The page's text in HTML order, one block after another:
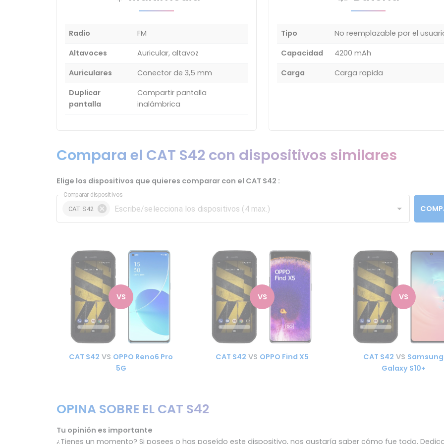
Radio
FM
Altavoces
Auricular, altavoz
Auriculares
Conector de 3,5 mm
Duplicar
pantalla
Compartir pantalla
inalámbrica
Tipo
No reemplazable por el
Capacidad
4200 mAh
Carga
Carga rapida
Compara el CAT S42 con dispositivos similares
Elige los dispositivos que quieres comparar con el CAT S42 :
Comparar dispositivos
CAT S42
VS
CAT S42 VS OPPO Reno6 Pro
5G
VS
CAT S42 VS OPPO Find X5
VS
CAT S42 VS Samsung
Galaxy S10+
OPINA SOBRE EL CAT S42
Tu opinión es importante
¿Tienes un momento? Si posees o has poseído este dispositivo, nos gustaría saber cómo fue todo.